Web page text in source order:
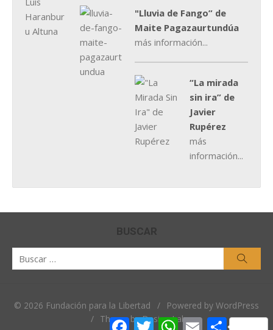
"Lluvia de Fango” de
Maite Pagazaurtundúa
más información...
“La mirada
sin ira” de
Javier
Rupérez
más
información...
BUSCAR
© 2026 Fundación para la Libertad /
Powered by WordPress
/ Theme by Design Lab
Facebook
TwitterWhatsApp
EmailCompartir